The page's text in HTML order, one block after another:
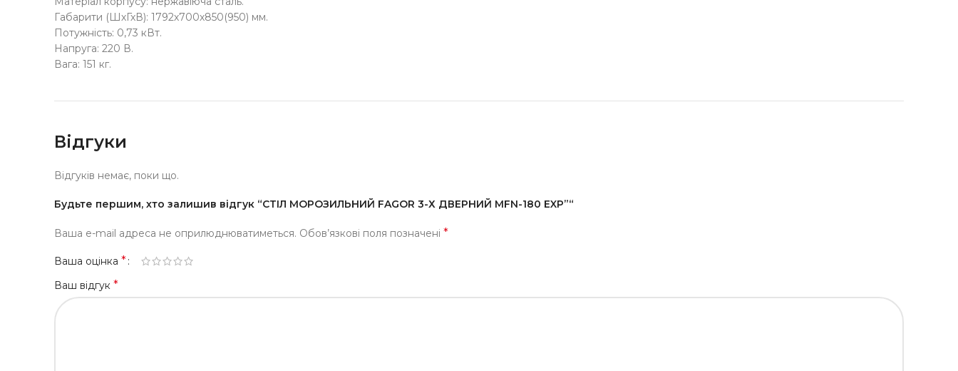
Габарити (ШхГхВ): 1792х700х850(950) мм.
Потужність: 0,73 кВт.
Напруга: 220 В.
Вага: 151 кг.
Відгуки
Відгуків немає, поки що.
Будьте першим, хто залишив відгук “СТІЛ МОРОЗИЛЬНИЙ FAGOR 3-Х ДВЕРНИЙ MFN-180 EXP”“
Ваша e-mail адреса не оприлюднюватиметься. Обов’язкові поля позначені *
Ваша оцінка *
Ваш відгук *